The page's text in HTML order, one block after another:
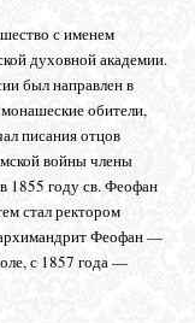
с именем
духовной академии.
был направлен в
обители,
писания отцов
войны члены
1855 году св. Феофан
стал ректором
Феофан —
с 1857 года —